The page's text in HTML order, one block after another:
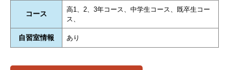
コース
高1、2、3年コース、中学生コース、既卒生コー
ス、
自習室情報 あり